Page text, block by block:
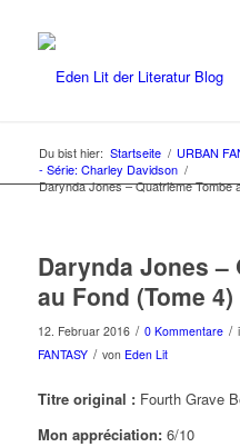
Du bist hier: Startseite / URBAN
- Série: Charley Davidson /
Darynda Jones – Quatrième Tombe
Darynda Jones –
au Fond (Tome 4)
12. Februar 2016 / 0 Kommentare /
FANTASY / von Eden Lit
Titre original : Fourth Grave
Mon appréciation: 6/10